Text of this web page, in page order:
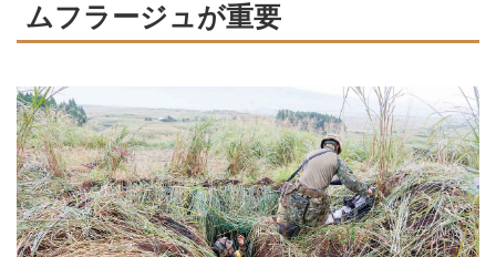
ムフラージュが重要